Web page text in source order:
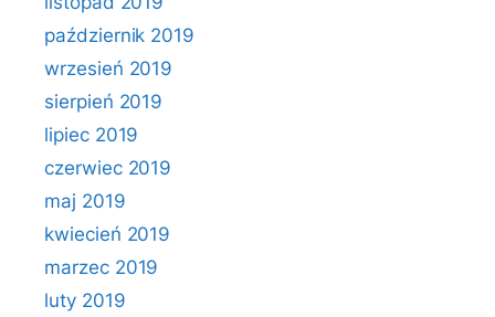
październik 2019
wrzesień 2019
sierpień 2019
lipiec 2019
czerwiec 2019
maj 2019
kwiecień 2019
marzec 2019
luty 2019